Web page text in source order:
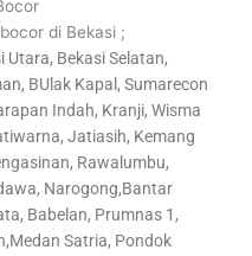
di Bekasi ;
Utara, Bekasi Selatan,
BUlak Kapal, Sumarecon
Indah, Kranji, Wisma
Jatiasih, Kemang
Rawalumbu,
Narogong,Bantar
Babelan, Prumnas 1,
Satria, Pondok